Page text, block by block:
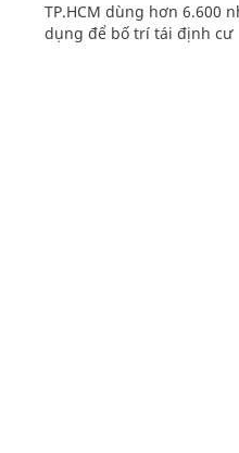
TP.HCM dùng hơn 6.600
dụng để bố trí tái định cư